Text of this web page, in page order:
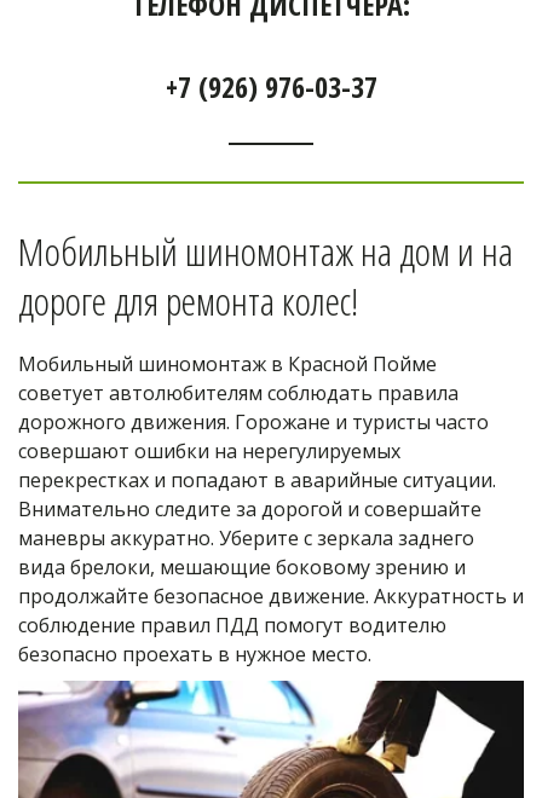
+7 (926) 976-03-37
Мобильный шиномонтаж на дом и на
дороге для ремонта колес!
Мобильный шиномонтаж в Красной Пойме
советует автолюбителям соблюдать правила
дорожного движения. Горожане и туристы часто
совершают ошибки на нерегулируемых
перекрестках и попадают в аварийные ситуации.
Внимательно следите за дорогой и совершайте
маневры аккуратно. Уберите с зеркала заднего
вида брелоки, мешающие боковому зрению и
продолжайте безопасное движение. Аккуратность и
соблюдение правил ПДД помогут водителю
безопасно проехать в нужное место.